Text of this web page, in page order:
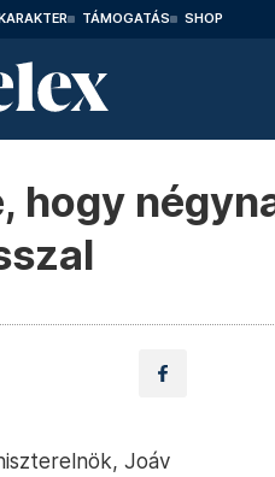
TÁMOGATÁS SHOP
hogy
Joáv